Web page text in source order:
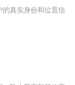
的真实身份和位置信